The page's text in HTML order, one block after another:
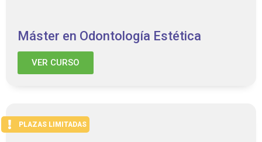
Máster en Odontología Estética
VER CURSO
PLAZAS LIMITADAS